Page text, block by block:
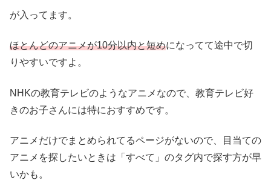
が入ってます。
ほとんどのアニメが10分以内と短めになってて途中で切
りやすいですよ。
NHKの教育テレビのようなアニメなので、教育テレビ好
きのお子さんには特におすすめです。
アニメだけでまとめられてるページがないので、目当ての
アニメを探したいときは「すべて」のタグ内で探す方が早
いかも。